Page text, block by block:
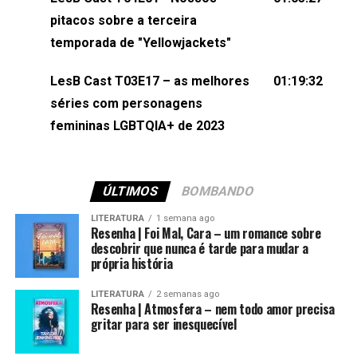
(⁠⁠⁠⁠@brunarfentanes⁠⁠⁠⁠) e Pollyelly FlorêncioEdição de
Naiady Machado
pitacos sobre a terceira
temporada de "Yellowjackets"
LesB Cast T03E17 – as melhores
séries com personagens
femininas LGBTQIA+ de 2023
01:19:32
ÚLTIMOS BOMBANDO
LITERATURA 1 semana ago
Resenha | Foi Mal, Cara – um romance sobre
descobrir que nunca é tarde para mudar a
própria história
LITERATURA 2 semanas ago
Resenha | Atmosfera – nem todo amor precisa
gritar para ser inesquecível